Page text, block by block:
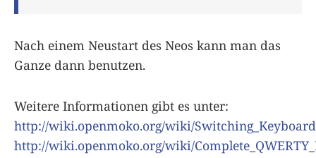
Nach einem Neustart des Neos kann man das
Ganze dann benutzen.
Weitere Informationen gibt es unter:
http://wiki.openmoko.org/wiki/
http://wiki.openmoko.org/wiki/